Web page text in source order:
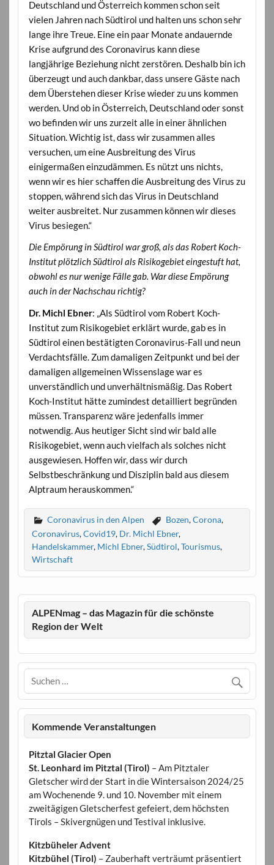
Deutschland und Österreich kommen schon seit
vielen Jahren nach Südtirol und halten uns schon sehr
lange ihre Treue. Eine ein paar Monate andauernde
Krise aufgrund des Coronavirus kann diese
langjährige Beziehung nicht zerstören. Deshalb bin ich
überzeugt und auch dankbar, dass unsere Gäste nach
dem Überstehen dieser Krise wieder zu uns kommen
werden. Und ob in Österreich, Deutschland oder sonst
wo befinden wir uns zurzeit alle in einer ähnlichen
Situation. Wichtig ist, dass wir zusammen alles
versuchen, um eine Ausbreitung des Virus
einigermaßen einzudämmen. Es nützt uns nichts,
wenn wir es hier schaffen die Ausbreitung des Virus zu
stoppen, während sich das Virus in Deutschland
weiter ausbreitet. Nur zusammen können wir dieses
Virus besiegen.“
Die Empörung in Südtirol war groß, als das Robert Koch-
Institut plötzlich Südtirol als Risikogebiet eingestuft hat,
obwohl es nur wenige Fälle gab. War diese Empörung
auch in der Nachschau richtig?
Dr. Michl Ebner: „Als Südtirol vom Robert Koch-
Institut zum Risikogebiet erklärt wurde, gab es in
Südtirol einen bestätigten Coronavirus-Fall und neun
Verdachtsfälle. Zum damaligen Zeitpunkt und bei der
damaligen allgemeinen Wissenslage war es
unverständlich und unverhältnismäßig. Das Robert
Koch-Institut hätte zumindest detailliert begründen
müssen. Transparenz wäre jedenfalls immer
notwendig. Aus heutiger Sicht sind wir bald alle
Risikogebiet, wenn auch vielfach als solches nicht
ausgewiesen. Hoffen wir, dass wir durch
Selbstbeschränkung und Disziplin bald aus diesem
Alptraum herauskommen.“
Coronavirus in den Alpen Bozen,Corona,
Coronavirus,Covid19, Dr. Michl Ebner,
Handelskammer, Michl Ebner,Südtirol,Tourismus,
Wirtschaft
ALPENmag – das Magazin für die schönste
Region der Welt
Kommende Veranstaltungen
Pitztal Glacier Open
St. Leonhard im Pitztal (Tirol) – Am Pitztaler
Gletscher wird der Start in die Wintersaison 2024/25
am Wochenende 9. und 10. November mit einem
zweitägigen Gletscherfest gefeiert, dem höchsten
Tirols – Skivergnügen und Testival inklusive.
Kitzbüheler Advent
Kitzbühel (Tirol) – Zauberhaft verträumt präsentiert